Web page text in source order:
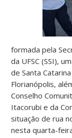
formada pela
da UFSC (SSI),
de Santa
Florianópolis,
Conselho
Itacorubi e da
situação de rua
nesta quarta-